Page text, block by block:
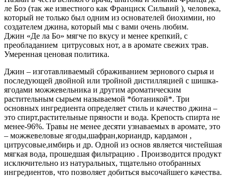
ле Боэ (так же известного как Франциск Сильвий ), человека,
который не только был одним из основателей биохимии, но
создателем джина, который мы с вами очень любим.
Джин «Де ла Бо» мягче по вкусу и менее крепкий, с
преобладанием цитрусовых нот, а в аромате свежих трав.
Умеренная ценовая политика.
Джин – изготавливаемый сбраживанием зернового сырья и
последующей двойной или тройной дистилляцией с шишка-
ягодами можжевельника и другим ароматическим
растительным сырьем называемой *ботаникой*. Три
основных ингредиента определяет стиль и качество джина –
это спирт,растительные пряности и вода. Крепость спирта не
менее-96%. Травы не менее десяти узнаваемых в аромате, это
– можжевеловые ягоды,шафран,кориандр, кардамон ,
цитрусовые,имбирь и др. Одной из основ является чистейшая
мягкая вода, прошедшая фильтрацию . Производится продукт
исключительно из натуральных, тщательно отобранных
ингредиентов, что позволяет добиться высочайшего качества.